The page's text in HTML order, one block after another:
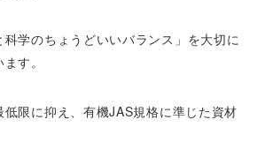
学のちょうどいいバランス」を大切に
す。
限に抑え、有機JAS規格に準じた資材